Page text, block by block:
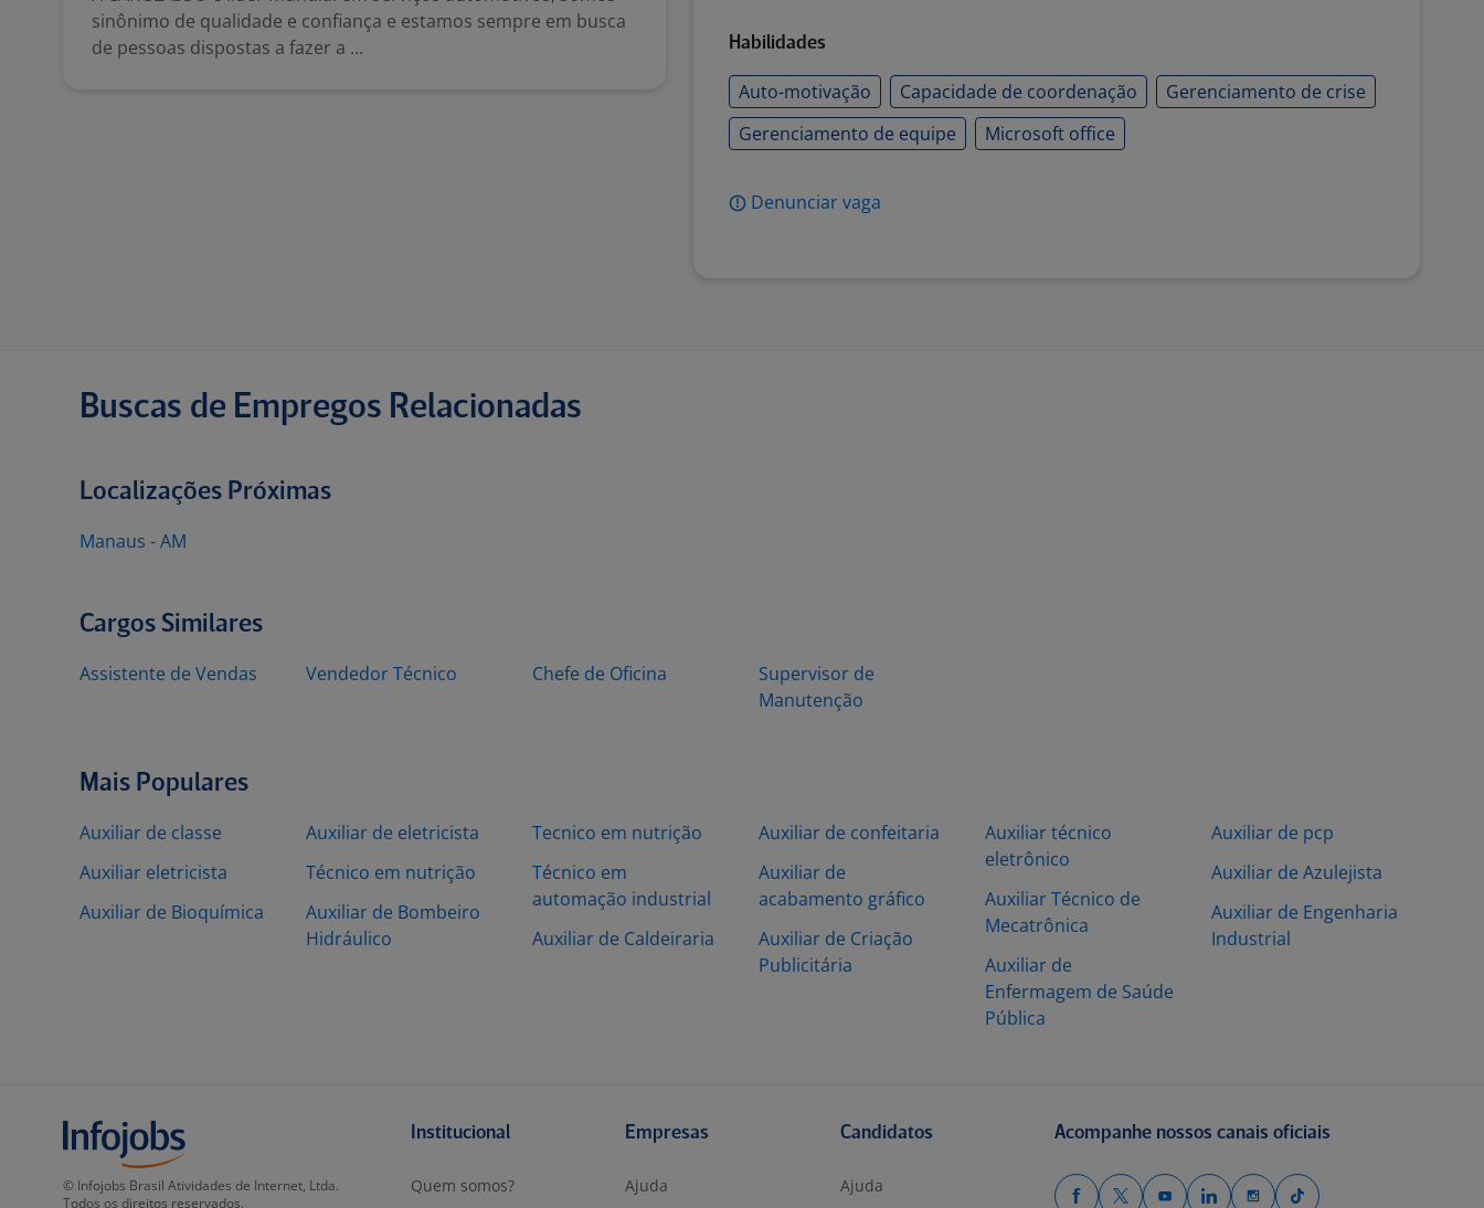
sinônimo de qualidade e confiança e estamos sempre em busca
de pessoas dispostas a fazer a ...
Habilidades
Auto-motivação Capacidade de coordenação
Gerenciamento de crise
Gerenciamento de equipe
Microsoft office
Denunciar vaga
Buscas de Empregos Relacionadas
Localizações Próximas
Manaus - AM
Cargos Similares
Assistente de Vendas Vendedor Técnico Chefe de Oficina
Supervisor de
Manutenção
Mais Populares
Auxiliar de classe
Auxiliar eletricista
Auxiliar de Bioquímica
Auxiliar de eletricista
Técnico em nutrição
Auxiliar de Bombeiro
Hidráulico
Tecnico em nutrição
Técnico em
automação industrial
Auxiliar de Caldeiraria
Auxiliar de confeitaria
Auxiliar de
acabamento gráfico
Auxiliar de Criação
Publicitária
Auxiliar técnico
eletrônico
Auxiliar Técnico de
Mecatrônica
Auxiliar de
Enfermagem de Saúde
Pública
Auxiliar de pcp
Auxiliar de Azulejista
Auxiliar de Engenharia
Industrial
© Infojobs Brasil Atividades de Internet, Ltda.
Todos os direitos reservados.
Institucional
Quem somos?
Empresas
Ajuda
Candidatos
Ajuda
Acompanhe nossos canais oficiais